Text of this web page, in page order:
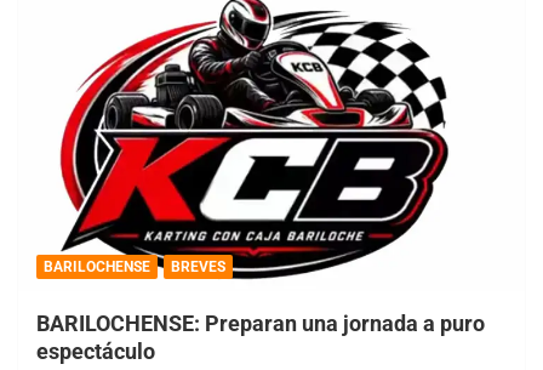
BARILOCHENSE BREVES
BARILOCHENSE: Preparan una jornada a puro
espectáculo